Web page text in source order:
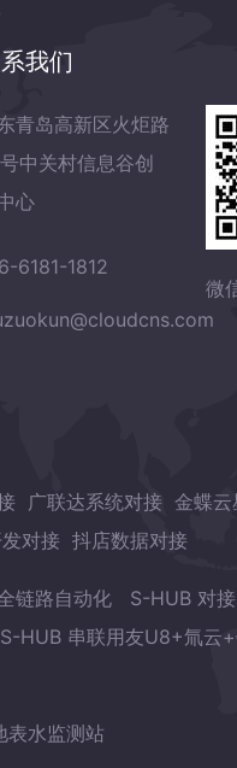
我们
青岛高新区火炬路
中关村信息谷创
心
6181-1812
微
广联达系统对接 金蝶
对接 抖店数据对接
链路自动化
S-HUB 对
S-HUB 串联用友U8+氚云
表水监测站